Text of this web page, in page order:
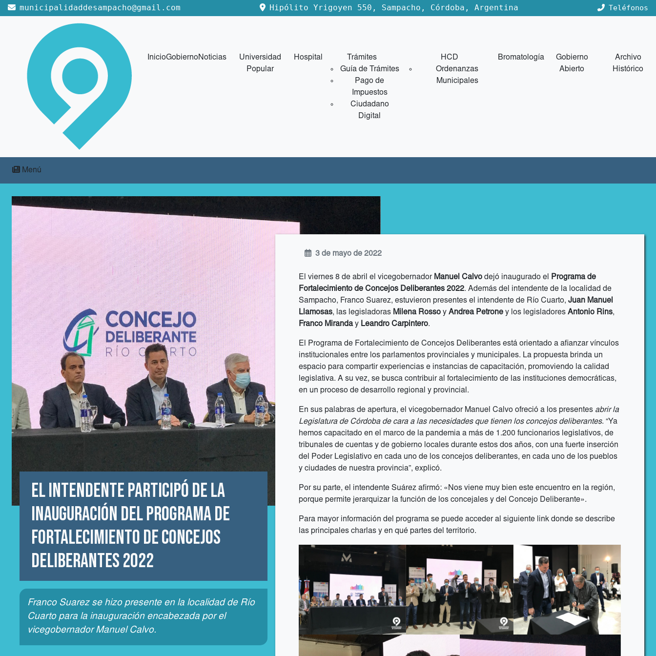
municipalidaddesampacho@gmail.com Hipólito Yrigoyen 550, Sampacho, Córdoba, Argentina Teléfonos
InicioGobiernoNoticias
Universidad
Popular
Hospital
Trámites
Guía de Trámites
Pago de
Impuestos
Ciudadano
Digital
HCD
Ordenanzas
Municipales
Bromatología
Gobierno
Abierto
Archivo
Histórico
Menú
El intendente participó de la
inauguración del Programa de
Fortalecimiento de Concejos
Deliberantes 2022
Franco Suarez se hizo presente en la localidad de Río
Cuarto para la inauguración encabezada por el
vicegobernador Manuel Calvo.
3 de mayo de 2022
El viernes 8 de abril el vicegobernadorManuel Calvo dejó inaugurado el
Programa de
Fortalecimiento de Concejos Deliberantes 2022. Además del intendente de la localidad de
Sampacho, Franco Suarez, estuvieron presentes el intendente de Río Cuarto, Juan Manuel
Llamosas, las legisladoras Milena Rosso y Andrea Petrone y los legisladores Antonio Rins,
Franco Miranday Leandro Carpintero.
El Programa de Fortalecimiento de Concejos Deliberantes está orientado a afianzar vínculos
institucionales entre los parlamentos provinciales y municipales. La propuesta brinda un
espacio para compartir experiencias e instancias de capacitación, promoviendo la calidad
legislativa. A su vez, se busca contribuir al fortalecimiento de las instituciones democráticas,
en un proceso de desarrollo regional y provincial.
En sus palabras de apertura, el vicegobernador Manuel Calvo ofreció a los presentes abrir la
Legislatura de Córdoba de cara a las necesidades que tienen los concejos deliberantes. “Ya
hemos capacitado en el marco de la pandemia a más de 1.200 funcionarios legislativos, de
tribunales de cuentas y de gobierno locales durante estos dos años, con una fuerte inserción
del Poder Legislativo en cada uno de los concejos deliberantes, en cada uno de los pueblos
y ciudades de nuestra provincia”, explicó.
Por su parte, el intendente Suárez afirmó: «Nos viene muy bien este encuentro en la región,
porque permite jerarquizar la función de los concejales y del Concejo Deliberante».
Para mayor información del programa se puede acceder al siguiente link donde se describe
las principales charlas y en qué partes del territorio.